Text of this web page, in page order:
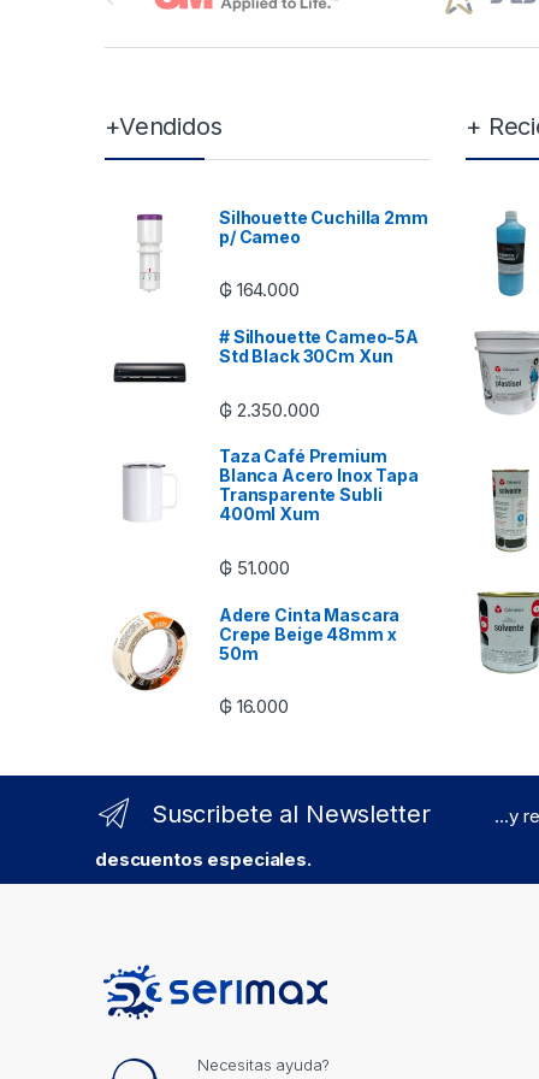
+Vendidos
Silhouette Cuchilla 2mm
p/ Cameo
₲ 164.000
# Silhouette Cameo-5A
Std Black 30Cm Xun
₲ 2.350.000
Taza Café Premium
Blanca Acero Inox Tapa
Transparente Subli
400ml Xum
₲ 51.000
Adere Cinta Mascara
Crepe Beige 48mm x
50m
₲ 16.000
+
Suscribete al Newsletter ...y
descuentos especiales.
Necesitas ayuda?